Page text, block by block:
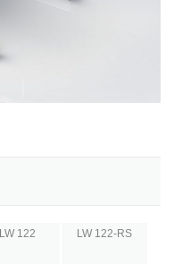
LW 122 LW 122-RS